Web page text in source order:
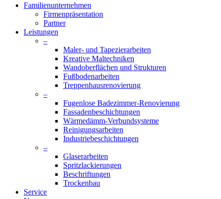
search
Menu
Familienunternehmen
Firmenpräsentation
Partner
Leistungen
–
Maler- und Tapezierarbeiten
Kreative Maltechniken
Wandoberflächen und Strukturen
Fußbodenarbeiten
Treppenhausrenovierung
–
Fugenlose Badezimmer-Renovierung
Fassadenbeschichtungen
Wärmedämm-Verbundsysteme
Reinigungsarbeiten
Industriebeschichtungen
–
Glaserarbeiten
Spritzlackierungen
Beschriftungen
Trockenbau
Service